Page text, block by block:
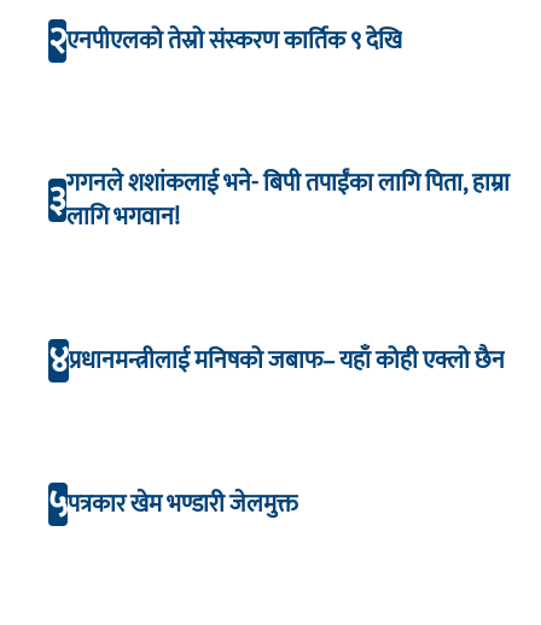
२एनपीएलको तेस्रो संस्करण कार्तिक ९ देखि
३गगनले शशांकलाई भने- बिपी तपाईंका लागि पिता, हाम्रा
लागि भगवान!
४प्रधानमन्त्रीलाई मनिषको जबाफ– यहाँ कोही एक्लो छैन
५पत्रकार खेम भण्डारी जेलमुक्त